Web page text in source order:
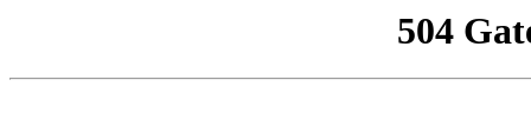
504